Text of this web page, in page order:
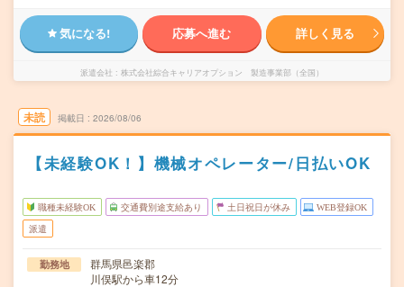
気になる! 応募へ進む 詳しく見る
派遣会社 株式会社綜合キャリアオプション 製造事業部（全国）
未読 掲載日 2026/08/06
【未経験OK！】機械オペレーター/日払いOK
職種未経験OK 交通費別途支給あり 土日祝日が休み WEB登録OK
派遣
勤務地
群馬県邑楽郡
川俣駅から車12分